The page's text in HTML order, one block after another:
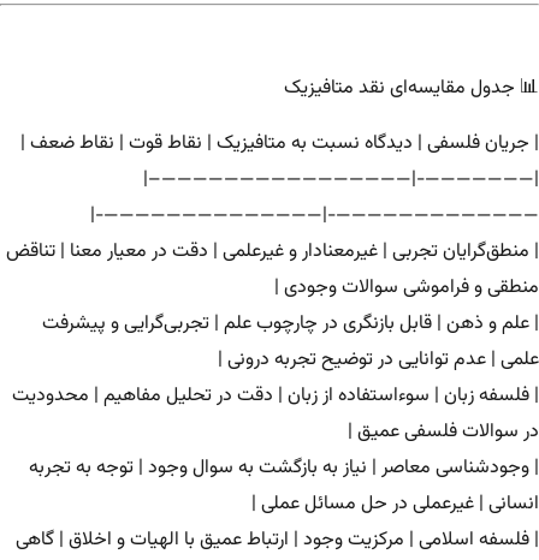
📊 جدول مقایسه‌ای نقد متافیزیک
| جریان فلسفی | دیدگاه نسبت به متافیزیک | نقاط قوت | نقاط ضعف |
|———————-|————————————————–|
—————————————-|——————————————-|
| منطق‌گرایان تجربی | غیرمعنادار و غیرعلمی | دقت در معیار معنا | تناقض
منطقی و فراموشی سوالات وجودی |
| علم و ذهن | قابل بازنگری در چارچوب علم | تجربی‌گرایی و پیشرفت
علمی | عدم توانایی در توضیح تجربه درونی |
| فلسفه زبان | سوءاستفاده از زبان | دقت در تحلیل مفاهیم | محدودیت
در سوالات فلسفی عمیق |
| وجودشناسی معاصر | نیاز به بازگشت به سوال وجود | توجه به تجربه
انسانی | غیرعملی در حل مسائل عملی |
| فلسفه اسلامی | مرکزیت وجود | ارتباط عمیق با الهیات و اخلاق | گاهی